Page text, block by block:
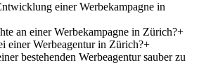
einer Werbekampagne in
an einer Werbekampagne in Zürich?+
einer Werbeagentur in Zürich?+
bestehenden Werbeagentur sauber zu